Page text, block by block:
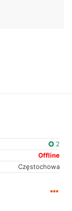
2
Offline
Częstochowa